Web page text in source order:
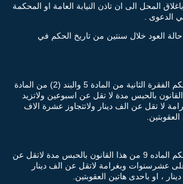
المحل الى ان تاذن النيابة العامة او المحكمة
الدعوى .
العود خلال سنتين من تاريخ الحكم في
يعاقب على مخالفة حكم الفقرة الثانية من المادة 5 والبند (2) من المادة
12 من هذا القانون بالحبس مدة لا تقل عن اسبوعين ولاتزيد
لا تقل عن الف دينار ولاتتجاوز عشرة الاف
يعاقب على مخالفة حكم الماده 9 من هذا القانون بالحبس مدة لاتقل عن
عشرسنوات وبغرامة لاتقل عن الف دينار
، او باحدى هاتين العقوبتين.